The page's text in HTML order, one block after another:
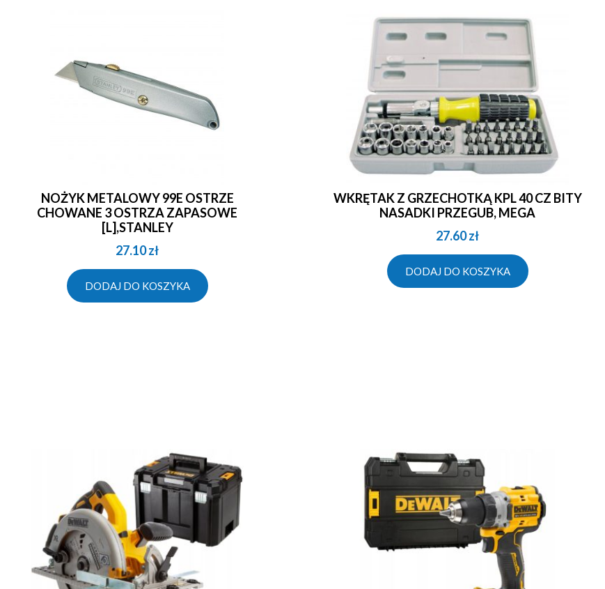
NOŻYK METALOWY 99E OSTRZE
CHOWANE 3 OSTRZA ZAPASOWE
[L],STANLEY
27.10zł
DODAJ DO KOSZYKA
WKRĘTAK Z GRZECHOTKĄ KPL 40 CZ BITY
NASADKI PRZEGUB, MEGA
27.60zł
DODAJ DO KOSZYKA